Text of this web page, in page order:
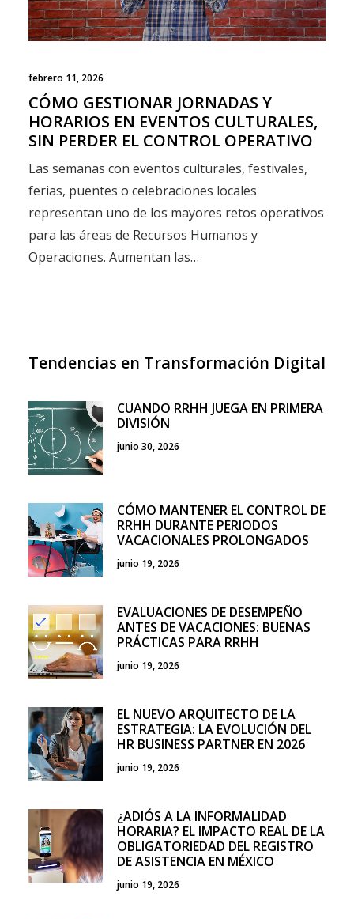
febrero 11, 2026
CÓMO GESTIONAR JORNADAS Y
HORARIOS EN EVENTOS CULTURALES,
SIN PERDER EL CONTROL OPERATIVO
Las semanas con eventos culturales, festivales,
ferias, puentes o celebraciones locales
representan uno de los mayores retos operativos
para las áreas de Recursos Humanos y
Operaciones. Aumentan las…
Tendencias en Transformación Digital
CUANDO RRHH JUEGA EN PRIMERA
DIVISIÓN
junio 30, 2026
CÓMO MANTENER EL CONTROL DE
RRHH DURANTE PERIODOS
VACACIONALES PROLONGADOS
junio 19, 2026
EVALUACIONES DE DESEMPEÑO
ANTES DE VACACIONES: BUENAS
PRÁCTICAS PARA RRHH
junio 19, 2026
EL NUEVO ARQUITECTO DE LA
ESTRATEGIA: LA EVOLUCIÓN DEL
HR BUSINESS PARTNER EN 2026
junio 19, 2026
¿ADIÓS A LA INFORMALIDAD
HORARIA? EL IMPACTO REAL DE LA
OBLIGATORIEDAD DEL REGISTRO
DE ASISTENCIA EN MÉXICO
junio 19, 2026